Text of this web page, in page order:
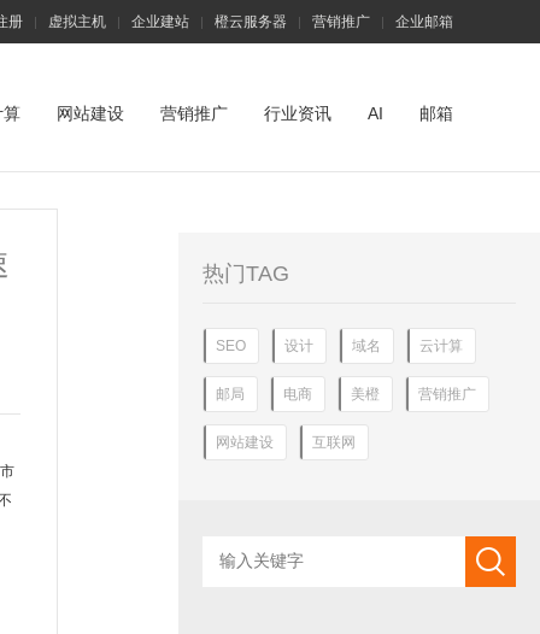
册 | 虚拟主机 | 企业建站 | 橙云服务器 | 营销推广 | 企业邮箱
算 网站建设 营销推广 行业资讯 AI 邮箱
热门TAG
SEO 设计 域名 云计算
邮局 电商 美橙 营销推广
网站建设 互联网